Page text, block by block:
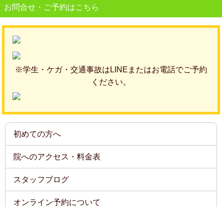
お問合せ・ご予約はこちら
※学生・ケガ・交通事故はLINEまたはお電話でご予約
ください。
初めての方へ
院へのアクセス・料金表
スタッフブログ
オンライン予約について